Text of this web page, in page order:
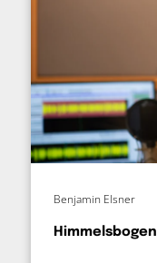
Himmelsbogen
Benjamin Elsner